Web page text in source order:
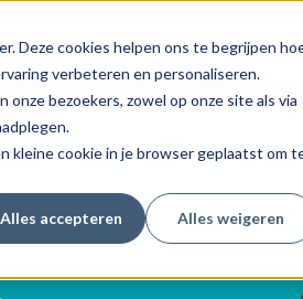
Deze cookies helpen ons te begrijpen
verbeteren en personaliseren.
bezoekers, zowel op onze site als via
kleine cookie in je browser geplaatst om
Alles accepteren Alles weigeren
submenu for Ons aanbod
Leerling Over ons Show